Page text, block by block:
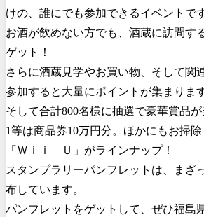
けの、誰にでも参加できるイベントです
お酒が飲めない方でも、酒蔵に訪問す
ゲット！
さらに酒蔵見学やお買い物、そして関
参加すると大量にポイントが集まりま
そして合計800名様に抽選で豪華賞品が
1等は商品券10万円分。ほかにもお掃
「Ｗｉｉ Ｕ」がラインナップ！
スタンプラリーパンフレットは、まざ
布しています。
パンフレットをゲットして、ぜひ福島